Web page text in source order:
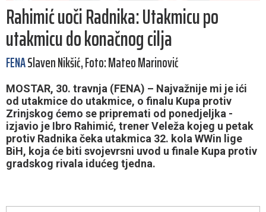
Rahimić uoči Radnika: Utakmicu po
utakmicu do konačnog cilja
FENASlaven Nikšić, Foto: Mateo Marinović
MOSTAR, 30. travnja (FENA) – Najvažnije mi je ići
od utakmice do utakmice, o finalu Kupa protiv
Zrinjskog ćemo se pripremati od ponedjeljka -
izjavio je Ibro Rahimić, trener Veleža kojeg u petak
protiv Radnika čeka utakmica 32. kola WWin lige
BiH, koja će biti svojevrsni uvod u finale Kupa protiv
gradskog rivala idućeg tjedna.